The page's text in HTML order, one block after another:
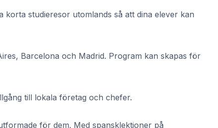
studieresor utomlands så att dina elever kan
Barcelona och Madrid. Program kan skapas för
till lokala företag och chefer.
för dem. Med spansklektioner på